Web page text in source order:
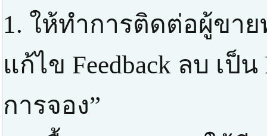
1. ให้ทำการติดต่อผู้ขา
แก้ไข Feedback ลบ เป็น
การจอง”